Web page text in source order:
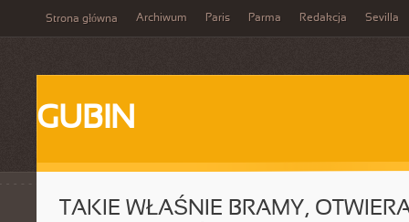
Strona główna Archiwum Paris Parma Redakcja Sevilla
GUBIN
TAKIE WŁAŚNIE BRAMY,